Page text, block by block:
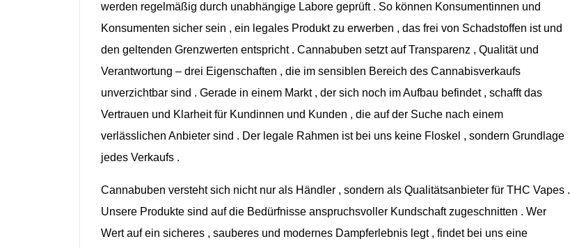
werden regelmäßig durch unabhängige Labore geprüft . So können Konsumentinnen und
Konsumenten sicher sein , ein legales Produktzu erwerben , das frei von Schadstoffen ist und
den geltenden Grenzwerten entspricht . Cannabuben setzt aufTransparenz , Qualität und
Verantwortung – drei Eigenschaften , die im sensiblen Bereich des Cannabisverkaufs
unverzichtbar sind . Gerade in einem Markt , der sich noch imAufbau befindet , schafft das
Vertrauen und Klarheitfür Kundinnen und Kunden , die auf der Suche nach einem
verlässlichen Anbieter sind . Der legale Rahmen ist bei uns keine Floskel , sondern Grundlage
jedes Verkaufs .
Cannabuben verstehtsich nicht nur als Händler , sondern als Qualitätsanbieter für THC Vapes .
Unsere Produkte sind auf die Bedürfnisse anspruchsvoller Kundschaftzugeschnitten . Wer
Wert aufein sicheres , sauberes und modernes Dampferlebnis legt , findet bei uns eine